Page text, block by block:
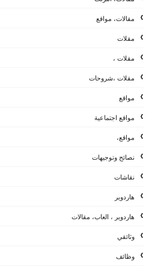
مقالات، مواقع
مقلات
مقلات ،
مقلات ،شروحات
مواقع
مواقع اجتماعية
مواقع،
نصائح وتوجيهات
نقاشات
هاردوير
هاردوير ، العاب، مقالات
وثائقي
وظائف